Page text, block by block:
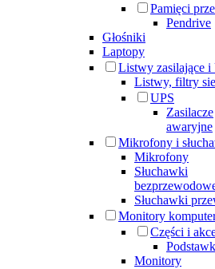
Pamięci
Pendrive
Głośniki
Laptopy
Listwy zasilające i
Listwy, filtry
UPS
Zasilacze
awaryjne
Mikrofony i
Mikrofony
Słuchawki
Słuchawki
Monitory
Części i
Monitory